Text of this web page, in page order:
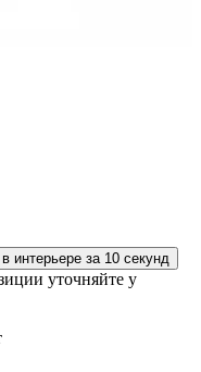
интерьере за 10 секунд
уточняйте у